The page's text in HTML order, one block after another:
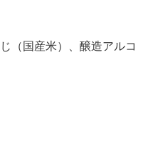
（国産米）、醸造アルコ